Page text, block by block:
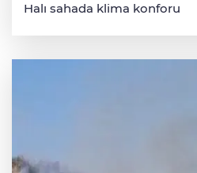
Halı sahada klima konforu